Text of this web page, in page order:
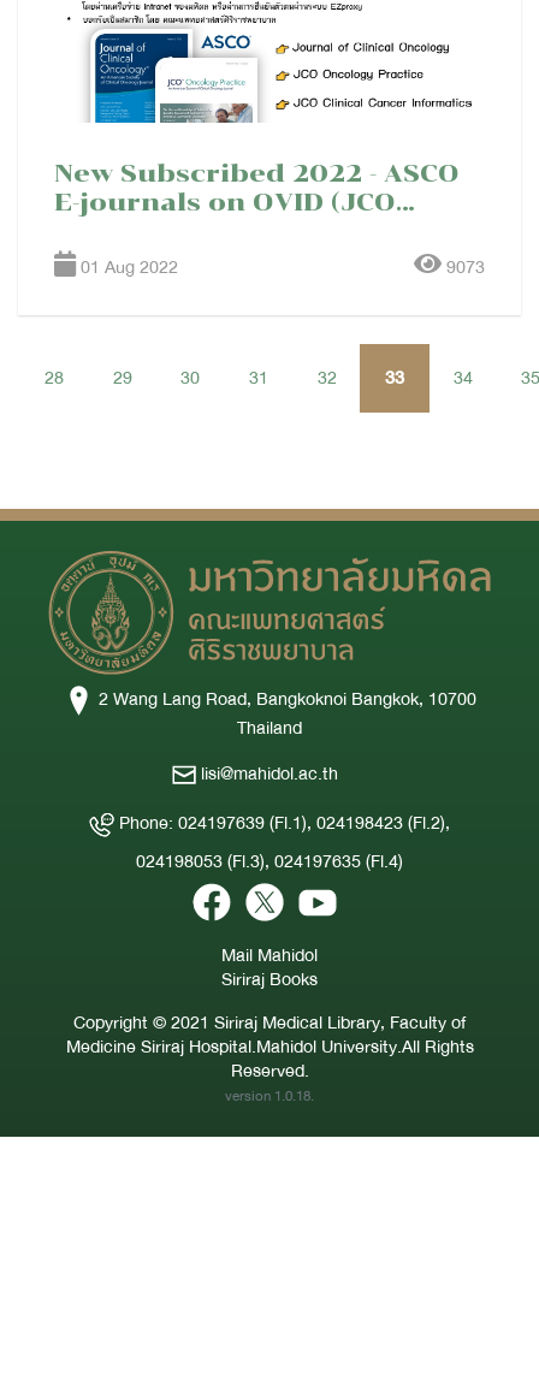
New Subscribed 2022 - ASCO
E-journals on OVID (JCO
01 Aug 2022 9073
28 29 30 31 32 33 34
2 Wang Lang Road, Bangkoknoi Bangkok, 10700
Thailand
lisi@mahidol.ac.th
Phone: 024197639 (Fl.1), 024198423 (Fl.2),
024198053 (Fl.3), 024197635 (Fl.4)
Mail Mahidol
Siriraj Books
Copyright © 2021 Siriraj Medical Library, Faculty of
Medicine Siriraj Hospital.Mahidol University.All Rights
Reserved.
version 1.0.18.